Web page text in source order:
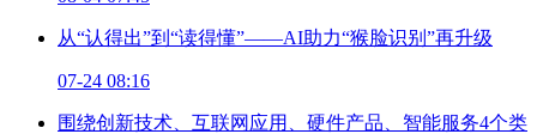
从“认得出”到“读得懂”——AI助力“猴脸识别”再升级
07-24 08:16
围绕创新技术、互联网应用、硬件产品、智能服务4个类